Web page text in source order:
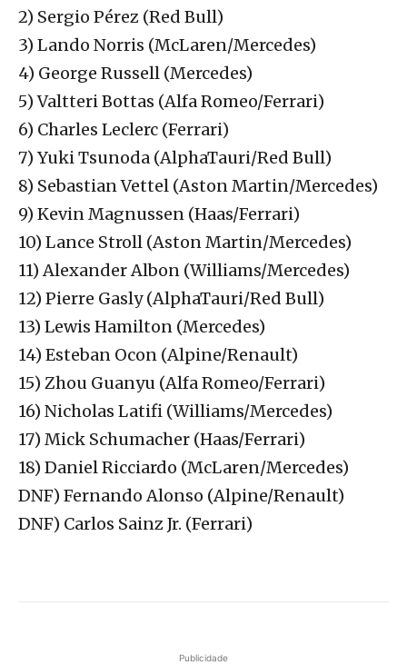
2) Sergio Pérez (Red Bull)
3) Lando Norris (McLaren/Mercedes)
4) George Russell (Mercedes)
5) Valtteri Bottas (Alfa Romeo/Ferrari)
6) Charles Leclerc (Ferrari)
7) Yuki Tsunoda (AlphaTauri/Red Bull)
8) Sebastian Vettel (Aston Martin/Mercedes)
9) Kevin Magnussen (Haas/Ferrari)
10) Lance Stroll (Aston Martin/Mercedes)
11) Alexander Albon (Williams/Mercedes)
12) Pierre Gasly (AlphaTauri/Red Bull)
13) Lewis Hamilton (Mercedes)
14) Esteban Ocon (Alpine/Renault)
15) Zhou Guanyu (Alfa Romeo/Ferrari)
16) Nicholas Latifi (Williams/Mercedes)
17) Mick Schumacher (Haas/Ferrari)
18) Daniel Ricciardo (McLaren/Mercedes)
DNF) Fernando Alonso (Alpine/Renault)
DNF) Carlos Sainz Jr. (Ferrari)
Publicidade